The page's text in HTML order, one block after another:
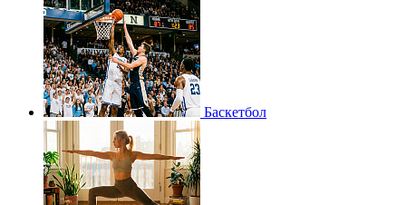
Баскетбол